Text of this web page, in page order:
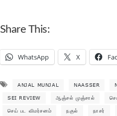
Share This:
WhatsApp X
ANJAL MUNJAL NAASSER
SEI REVIEW ஆஞ்சல் முஞ்சால்
செய் பட விமர்சனம் நகுல் நாசர்